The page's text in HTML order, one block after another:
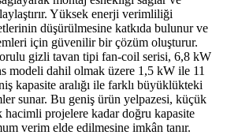
Yüksek enerji verimliliği
düşürülmesine katkıda bulunur ve
için güvenilir bir çözüm oluşturur.
gizli tavan tipi fan-coil serisi, 6,8 kW
modeli dahil olmak üzere 1,5 kW ile 11
kapasite aralığı ile farklı büyüklükteki
sunar. Bu geniş ürün yelpazesi, küçük
projelere kadar doğru kapasite
verim elde edilmesine imkân tanır.